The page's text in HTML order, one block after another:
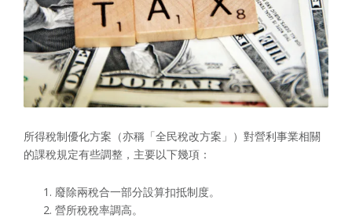
所得稅制優化方案（亦稱「全民稅改方案」）對營利事業相關
的課稅規定有些調整，主要以下幾項：
廢除兩稅合一部分設算扣抵制度。
營所稅稅率調高。